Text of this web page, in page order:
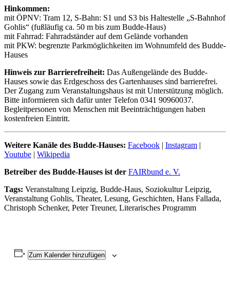
Hinkommen:
mit ÖPNV: Tram 12, S-Bahn: S1 und S3 bis Haltestelle „S-Bahnhof
Gohlis“ (fußläufig ca. 50 m bis zum Budde-Haus)
mit Fahrrad: Fahrradständer auf dem Gelände vorhanden
mit PKW: begrenzte Parkmöglichkeiten im Wohnumfeld des Budde-
Hauses
Hinweis zur Barrierefreiheit: Das Außengelände des Budde-
Hauses sowie das Erdgeschoss des Gartenhauses sind barrierefrei.
Der Zugang zum Veranstaltungshaus ist mit Unterstützung möglich.
Bitte informieren sich dafür unter Telefon 0341 90960037.
Begleitpersonen von Menschen mit Beeinträchtigungen haben
kostenfreien Eintritt.
Weitere Kanäle des Budde-Hauses: Facebook | Instagram |
Youtube | Wikipedia
Betreiber des Budde-Hauses ist der FAIRbund e. V.
Tags: Veranstaltung Leipzig, Budde-Haus, Soziokultur Leipzig,
Veranstaltung Gohlis, Theater, Lesung, Geschichten, Hans Fallada,
Christoph Schenker, Peter Treuner, Literarisches Programm
Zum Kalender hinzufügen